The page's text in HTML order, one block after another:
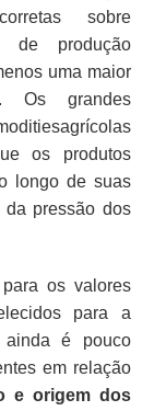
sobre
de produção
uma maior
Os grandes
os produtos
longo de suas
da pressão dos
os valores
para a
ainda é pouco
em relação
e origem dos